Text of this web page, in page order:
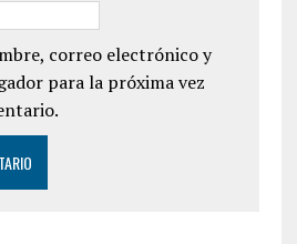
correo electrónico y
para la próxima vez